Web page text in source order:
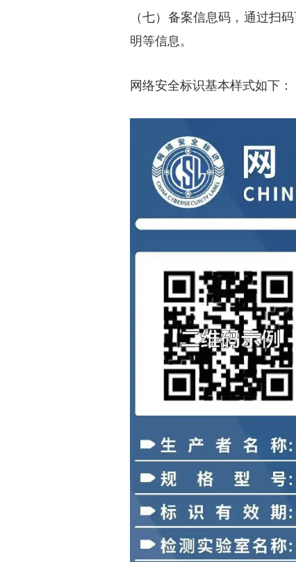
（七）备案信息码，通过扫
明等信息。
网络安全标识基本样式如下：